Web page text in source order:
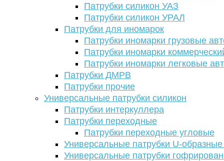
Патрубки силикон УАЗ
Патрубки силикон УРАЛ
Патрубки для иномарок
Патрубки иномарки грузовые
Патрубки иномарки
Патрубки иномарки легковые
Патрубки ДМРВ
Патрубки прочие
Универсальные патрубки силикон
Патрубки интеркуллера
Патрубки переходные
Патрубки переходные угловые
Универсальные патрубки U-
Универсальные патрубки